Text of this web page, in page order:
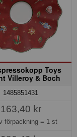
Toys
Villeroy & Boch
1485851431
163,40 kr
förpackning = 1 st